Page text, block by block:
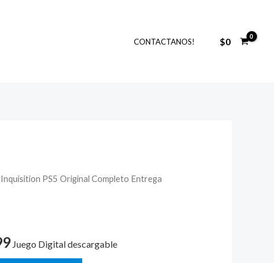
CONTACTANOS! $0
PS5 Original Completo Entrega
El
Juego Digital descargable